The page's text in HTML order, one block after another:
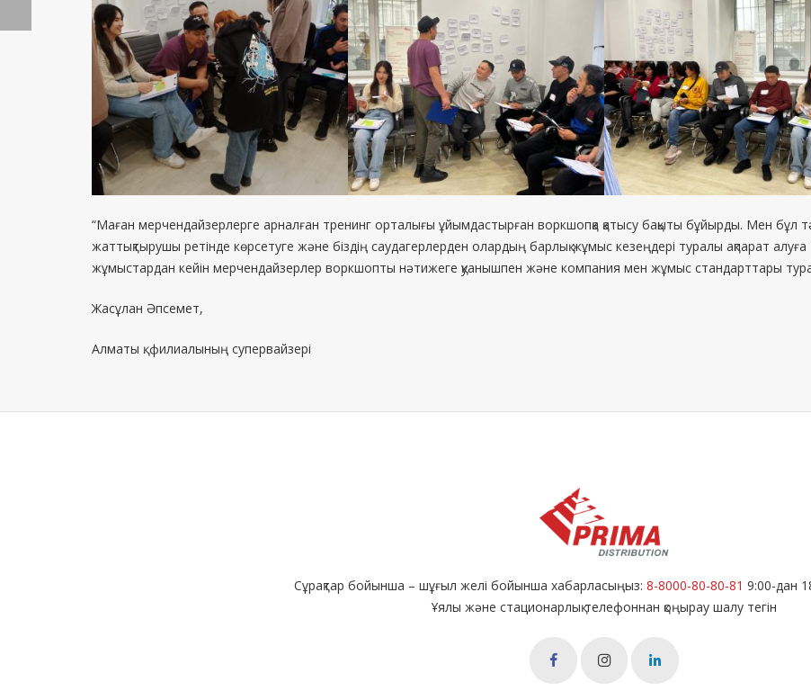
“Маған мерчендайзерлерге арналған тренинг орталығы ұйымдастырған воркшопқа қатысу бақыты бұйырды. Мен бұл
жаттықтырушы ретінде көрсетуге және біздің саудагерлерден олардың барлық жұмыс кезеңдері туралы ақпарат
жұмыстардан кейін мерчендайзерлер воркшопты нәтижеге қуанышпен және компания мен жұмыс стандарттары
Жасұлан Әпсемет,
Алматы қ. филиалының супервайзері
Сұрақтар бойынша – шұғыл желі бойынша хабарласыңыз: 8-8000-80-80-81 9:00-дан
Ұялы және стационарлық телефоннан қоңырау шалу тегін